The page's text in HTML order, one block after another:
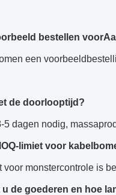
bestellen voor
een
de doorlooptijd?
5 dagen nodig,
limiet voor
voor monstercontrole is
u de goederen en hoe